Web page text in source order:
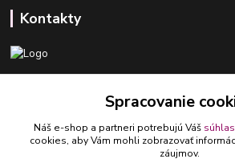
Kontakty
ledlumar@ledlumar.sk
Spracovanie
Náš e-shop a partneri potrebujú Váš súhlas
cookies, aby Vám mohli zobrazovať
záujmov.